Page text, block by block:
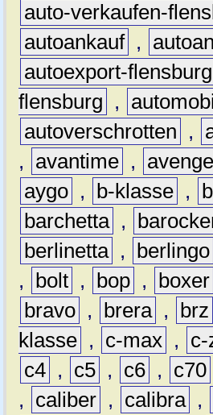
auto-verkaufen-
autoankauf ,
autoexport-flensburg
flensburg
,
autoverschrotten
,
,
avantime ,
aygo , b-klasse ,
barchetta ,
berlinetta , berlingo
,
bolt , bop , boxer
bravo , brera , brz
klasse , c-max , c-
c4 , c5 , c6 , c70
,
caliber , calibra ,